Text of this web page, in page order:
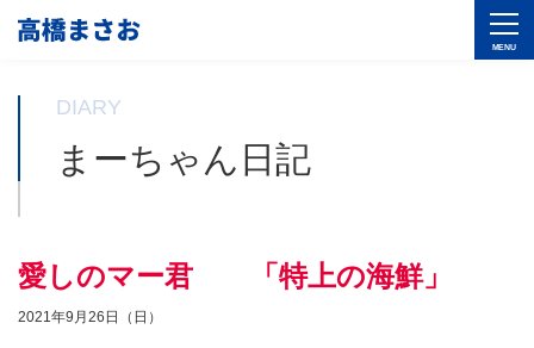
DIARY
まーちゃん日記
愛しのマー君 「特上の海鮮」
2021年9月26日（日）